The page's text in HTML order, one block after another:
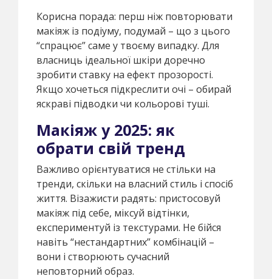
Корисна порада: перш ніж повторювати
макіяж із подіуму, подумай – що з цього
“спрацює” саме у твоєму випадку. Для
власниць ідеальної шкіри доречно
зробити ставку на ефект прозорості.
Якщо хочеться підкреслити очі – обирай
яскраві підводки чи кольорові туші.
Макіяж у 2025: як
обрати свій тренд
Важливо орієнтуватися не стільки на
тренди, скільки на власний стиль і спосіб
життя. Візажисти радять: пристосовуй
макіяж під себе, міксуй відтінки,
експериментуй із текстурами. Не бійся
навіть “нестандартних” комбінацій –
вони і створюють сучасний
неповторний образ.